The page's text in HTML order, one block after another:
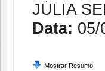
JÚLIA
Data: 05/
Mostrar Resumo